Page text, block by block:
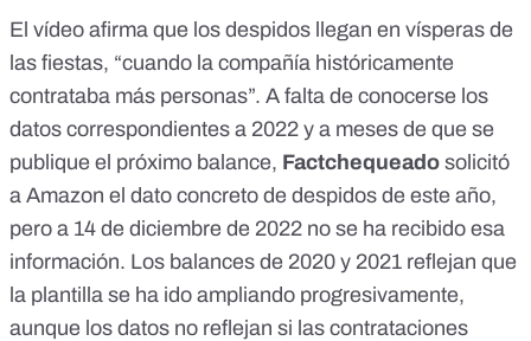
El vídeo afirma que los despidos llegan en vísperas de
las fiestas, “cuando la compañía históricamente
contrataba más personas”. A falta de conocerse los
datos correspondientes a 2022 y a meses de que se
publique el próximo balance, Factchequeado solicitó
a Amazon el dato concreto de despidos de este año,
pero a 14 de diciembre de 2022 no se ha recibido esa
información. Los balances de 2020 y 2021 reflejan que
la plantilla se ha ido ampliando progresivamente,
aunque los datos no reflejan si las contrataciones